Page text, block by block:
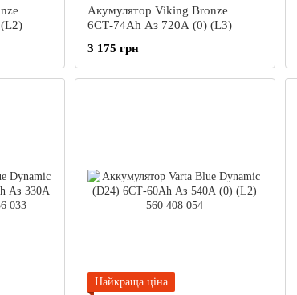
Акумулятор Viking Bronze
6СТ-74Ah Аз 720А (0) (L3)
3 175 грн
Найкраща ціна